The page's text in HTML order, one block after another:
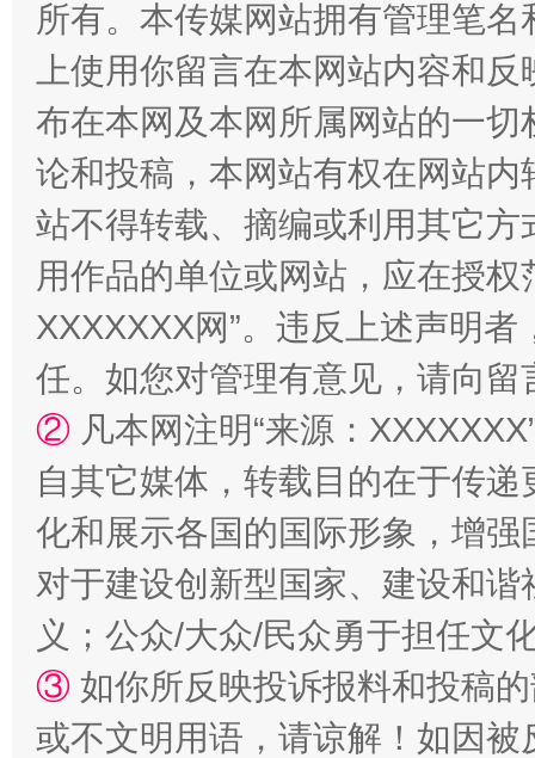
漫山遍野的桃花与雪山、麦地、白藏房 除
招工难、用工荒背后
所有。本传媒网站拥有管理笔
上使用你留言在本网站内容和
布在本网及本网所属网站的一
论和投稿，本网站有权在网站
站不得转载、摘编或利用其它
用作品的单位或网站，应在授
XXXXXXX网”。违反上述声明
任。如您对管理有意见，请向
② 凡本网注明“来源：
自其它媒体，转载目的在于传
化和展示各国的国际形象，增
对于建设创新型国家、建设和
义；公众/大众/民众勇于担任文
③ 如你所反映投诉报料和投稿
或不文明用语，请谅解！如因